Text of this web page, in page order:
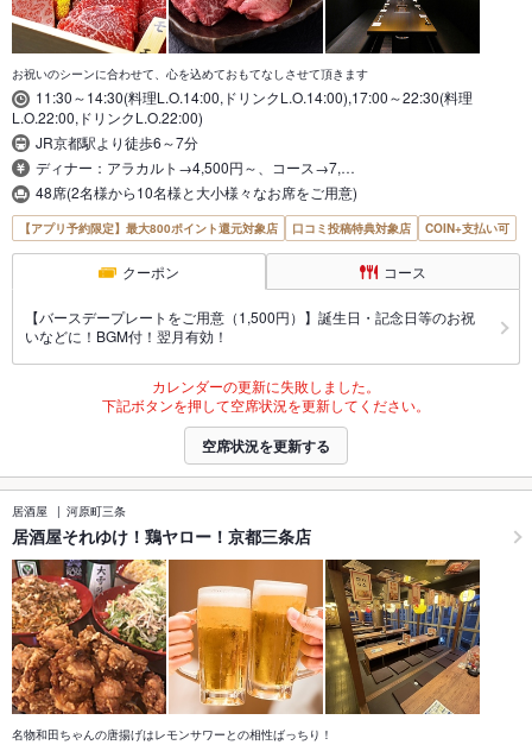
お祝いのシーンに合わせて、心を込めておもてなしさせて頂きます
11:30～14:30(料理L.O.14:00,ドリンクL.O.14:00),17:00～22:30(料理
L.O.22:00,ドリンクL.O.22:00)
JR京都駅より徒歩6～7分
ディナー：アラカルト→4,500円～、コース→7,…
48席(2名様から10名様と大小様々なお席をご用意)
【アプリ予約限定】最大800ポイント還元対象店 口コミ投稿特典対象店 COIN+支払い可
クーポン コース
【バースデープレートをご用意（1,500円）】誕生日・記念日等のお祝
いなどに！BGM付！翌月有効！
カレンダーの更新に失敗しました。
下記ボタンを押して空席状況を更新してください。
空席状況を更新する
居酒屋 河原町三条
居酒屋それゆけ！鶏ヤロー！京都三条店
名物和田ちゃんの唐揚げはレモンサワーとの相性ばっちり！